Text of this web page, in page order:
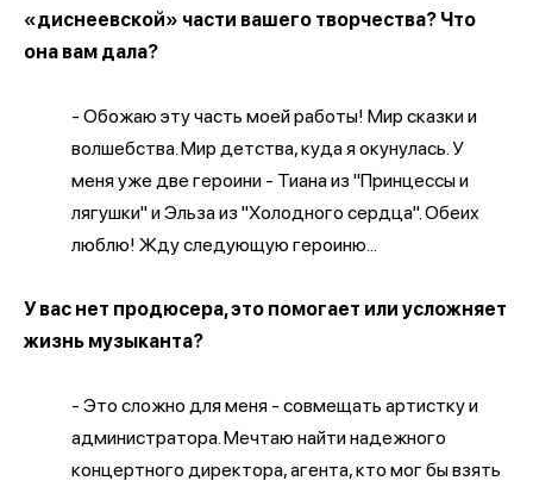
«диснеевской» части вашего творчества? Что
она вам дала?
- Обожаю эту часть моей работы! Мир сказки и
волшебства. Мир детства, куда я окунулась. У
меня уже две героини - Тиана из "Принцессы и
лягушки" и Эльза из "Холодного сердца". Обеих
люблю! Жду следующую героиню...
У вас нет продюсера, это помогает или усложняет
жизнь музыканта?
- Это сложно для меня - совмещать артистку и
администратора. Мечтаю найти надежного
концертного директора, агента, кто мог бы взять